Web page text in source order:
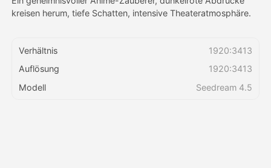
Blog
Preise
kreisen herum, tiefe Schatten, intensive Theateratmosphäre.
Verhältnis
1920:3413
Auflösung
1920:3413
Modell
Seedream 4.5